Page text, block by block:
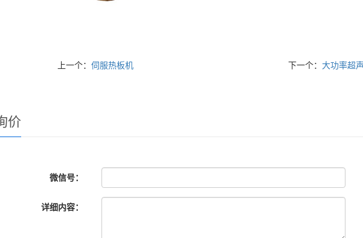
上一个：伺服热板机 下一个：大功率超
价
微信号：
详细内容：